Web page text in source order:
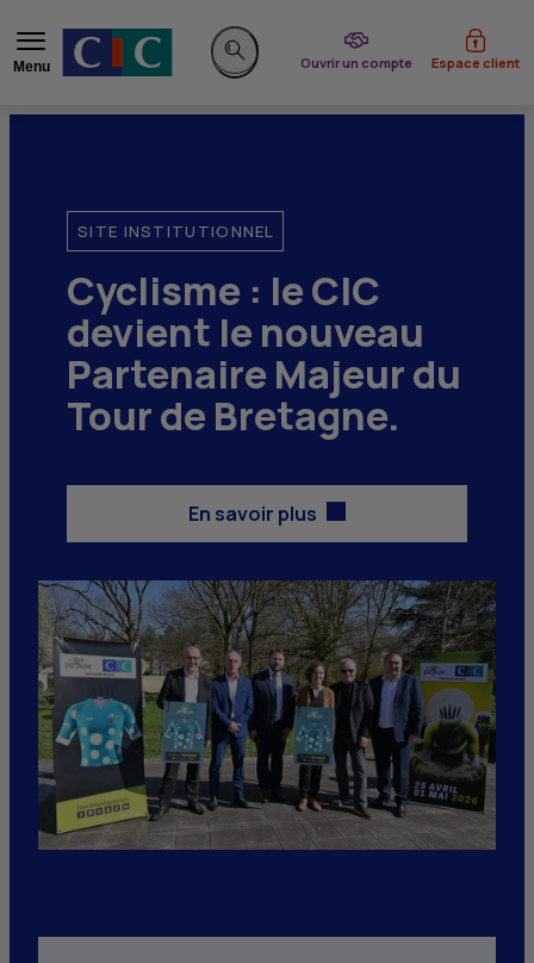
Menu
Rechercher sur le site
Ouvrir un compte
du CIC Espace client
SITE INSTITUTIONNEL
Cyclisme : leCIC
devient le nouveau
Partenaire Majeur du
Tour de Bretagne.
En savoir plus